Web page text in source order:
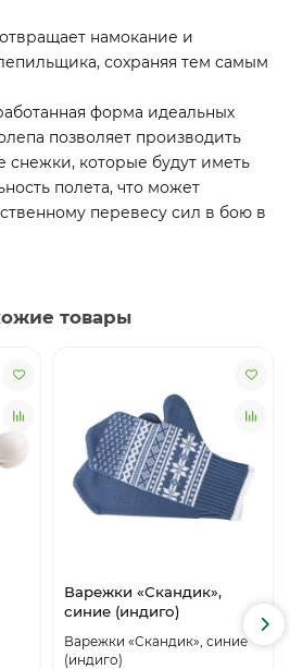
намокание и
сохраняя тем самым
форма идеальных
позволяет производить
снежки, которые будут иметь
полета, что может
перевесу сил в бою в
товары
Варежки «Скандик»,
синие (индиго)
Варежки «Скандик», синие
(индиго)